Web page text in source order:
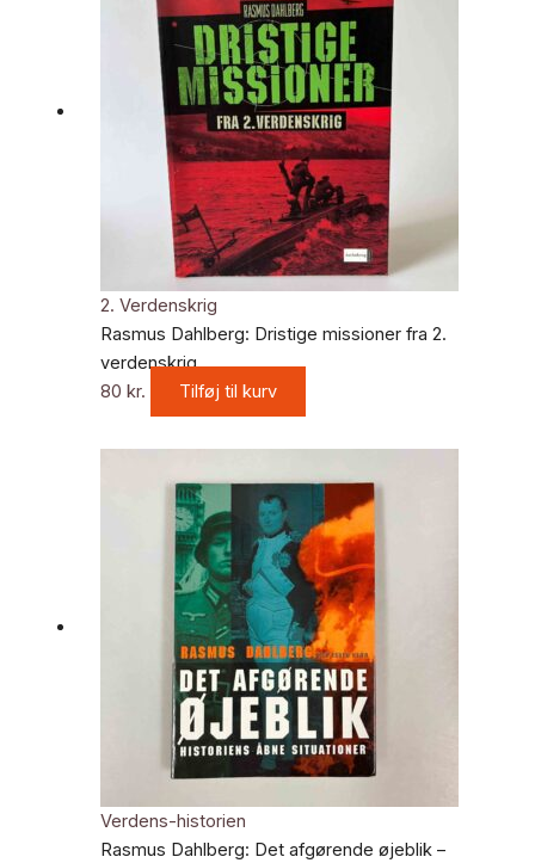
2. Verdenskrig
Rasmus Dahlberg: Dristige missioner fra 2.
verdenskrig
80 kr. Tilføj til kurv
Verdens-historien
Rasmus Dahlberg: Det afgørende øjeblik –